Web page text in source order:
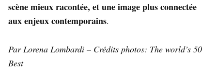
scène mieux racontée, et une image plus connectée
aux enjeux contemporains.
Par Lorena Lombardi – Crédits photos: The world’s 50
Best